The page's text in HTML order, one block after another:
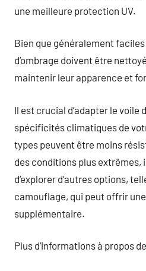
une meilleure protection UV.
Bien que généralement
d’ombrage doivent être
maintenir leur apparence et
Il est crucial d’adapter le voile
spécificités climatiques de
types peuvent être moins
des conditions plus
d’explorer d’autres options,
camouflage, qui peut offrir
supplémentaire.
Plus d’informations à propos de